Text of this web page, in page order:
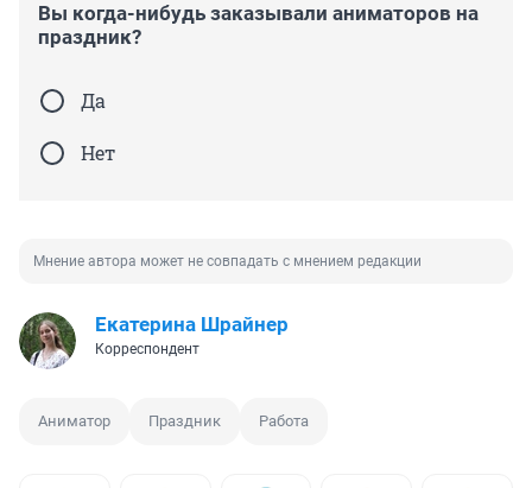
Вы когда-нибудь заказывали аниматоров на
праздник?
Да
Нет
Мнение автора может не совпадать с мнением редакции
Екатерина Шрайнер
Корреспондент
Аниматор Праздник Работа